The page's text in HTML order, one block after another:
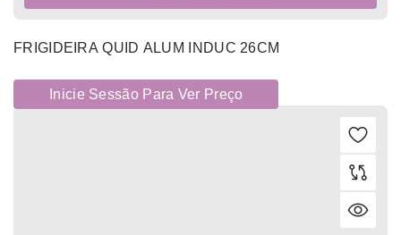
FRIGIDEIRA QUID ALUM INDUC 26CM
Inicie Sessão Para Ver Preço